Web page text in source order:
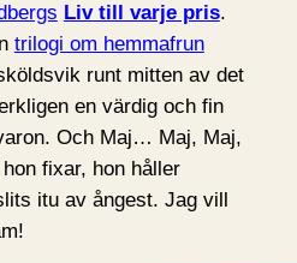
Liv till varje pris.
trilogi om hemmafrun
runt mitten av det
en värdig och fin
Och Maj… Maj, Maj,
fixar, hon håller
itu av ångest. Jag vill